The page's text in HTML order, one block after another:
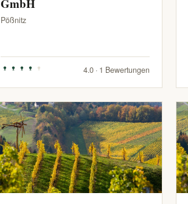
GmbH
Pößnitz
4.0 · 1 Bewertungen